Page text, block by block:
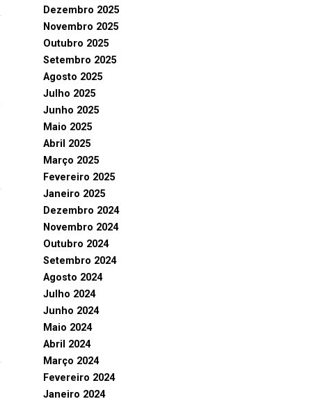
Dezembro 2025
Novembro 2025
Outubro 2025
Setembro 2025
Agosto 2025
Julho 2025
Junho 2025
Maio 2025
Abril 2025
Março 2025
Fevereiro 2025
Janeiro 2025
Dezembro 2024
Novembro 2024
Outubro 2024
Setembro 2024
Agosto 2024
Julho 2024
Junho 2024
Maio 2024
Abril 2024
Março 2024
Fevereiro 2024
Janeiro 2024